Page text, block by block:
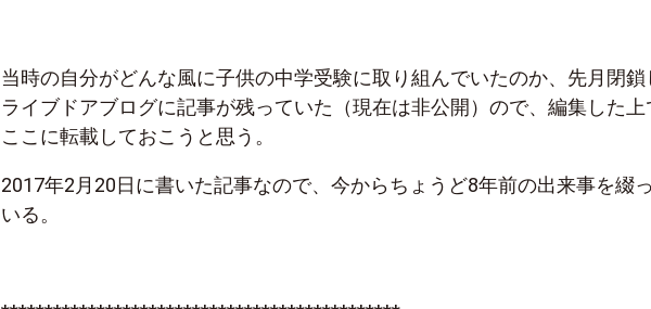
当時の自分がどんな風に子供の中学受験に取り組んでいたのか、先月閉鎖
ライブドアブログに記事が残っていた（現在は非公開）ので、編集した上
ここに転載しておこうと思う。
2017年2月20日に書いた記事なので、今からちょうど8年前の出来事を綴
いる。